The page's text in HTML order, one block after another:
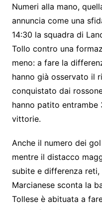
c
e
b
o
o
k
itt
er
s
s
e
n
g
er
s
A
p
p
Numeri alla mano,
annuncia come una
14:30 la squadra di
Tollo contro una
meno: a fare la
hanno già osservato il
conquistato dai
hanno patito
vittorie.
Anche il numero dei
mentre il distacco
subite e differenza
Marcianese sconta la
Tollese è abituata a